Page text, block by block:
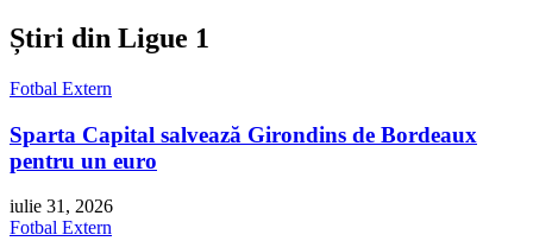
Știri din Ligue 1
Fotbal Extern
Sparta Capital salvează Girondins de Bordeaux
pentru un euro
iulie 31, 2026
Fotbal Extern